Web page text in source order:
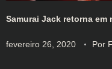
Samurai Jack retorna
fevereiro 26, 2020 Por